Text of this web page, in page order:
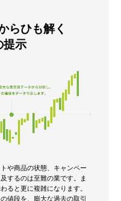
らひも解く
提示
や商品の状態、キャンペー
するのは至難の業です。
ま
ると更に複雑になります。
値段を、膨大な過去の取引